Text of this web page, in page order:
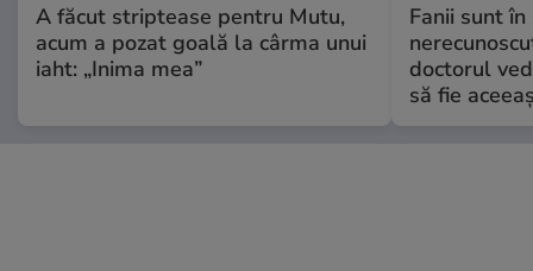
A făcut striptease pentru Mutu,
acum a pozat goală la cârma unui
iaht: „Inima mea”
Fanii sunt în
doctorul
să fie